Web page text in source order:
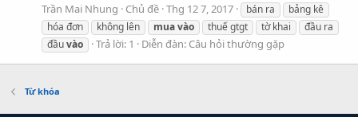
Trần Mai Nhung
Chủ đề Thg 12 7, 2017 bán ra
bảng kê
hóa đơn
không lên muavào thuế gtgt tờ khai
đầu ra
đầuvào Trả lời: 1 Diễn đàn: Câu hỏi thường gặp
Từ khóa